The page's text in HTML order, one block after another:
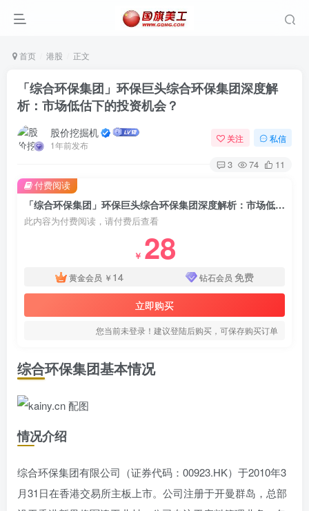
首页 港股 正文
「综合环保集团」环保巨头综合环保集团深度解
析：市场低估下的投资机会？
股价挖掘机
1年前发布
关注 私信
3 74 11
「综合环保集团」环保巨头综合环保集团深度解析：市场低估下的投资机会？
此内容为付费阅读，请付费后查看
￥ 28
黄金会员 ￥ 14 钻石会员 免费
立即购买
您当前未登录！建议登陆后购买，可保存购买订单
付费阅读
综合环保集团基本情况
情况介绍
综合环保集团有限公司（证券代码：00923.HK）于2010年3
月31日在香港交易所主板上市。公司注册于开曼群岛，总部